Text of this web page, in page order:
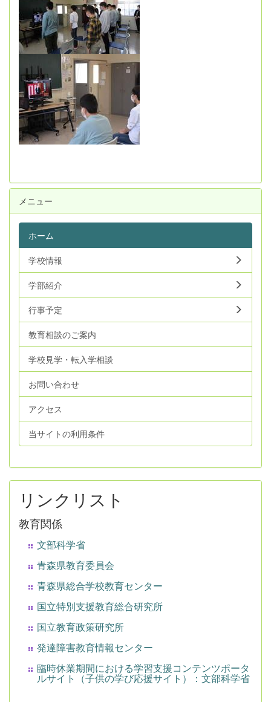
メニュー
ホーム
学校情報
学部紹介
行事予定
教育相談のご案内
学校見学・転入学相談
お問い合わせ
アクセス
当サイトの利用条件
リンクリスト
教育関係
文部科学省
青森県教育委員会
青森県総合学校教育センター
国立特別支援教育総合研究所
国立教育政策研究所
発達障害教育情報センター
臨時休業期間における学習支援コンテンツポータ
ルサイト（子供の学び応援サイト）：文部科学省